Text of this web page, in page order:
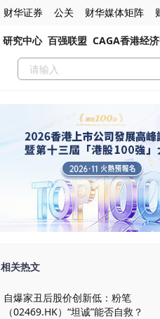
财华证券 公关 财华媒体矩阵
研究中心 百强联盟 CAGA香港经
相关热文
自爆家丑后股价创新低：粉笔
（02469.HK）“坦诚”能否自救？